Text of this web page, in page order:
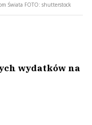
Świata FOTO: shutterstock
wydatków na